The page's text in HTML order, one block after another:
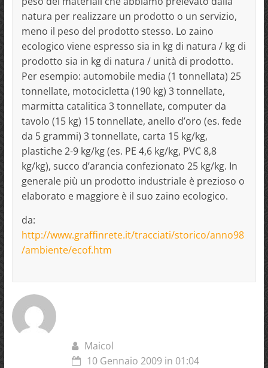
natura per realizzare un prodotto o un servizio,
meno il peso del prodotto stesso. Lo zaino
ecologico viene espresso sia in kg di natura / kg di
prodotto sia in kg di natura / unità di prodotto.
Per esempio: automobile media (1 tonnellata) 25
tonnellate, motocicletta (190 kg) 3 tonnellate,
marmitta catalitica 3 tonnellate, computer da
tavolo (15 kg) 15 tonnellate, anello d’oro (es. fede
da 5 grammi) 3 tonnellate, carta 15 kg/kg,
plastiche 2-9 kg/kg (es. PE 4,6 kg/kg, PVC 8,8
kg/kg), succo d’arancia confezionato 25 kg/kg. In
generale più un prodotto industriale è prezioso o
elaborato e maggiore è il suo zaino ecologico.
da:
http://www.graffinrete.it/tracciati/storico/anno98
/ambiente/ecof.htm
Maicol
10 Gennaio 2009 in 01:04